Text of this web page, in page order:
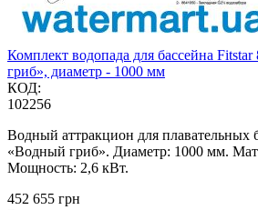
Комплект водопада для бассейна
гриб», диаметр - 1000 мм
КОД:
102256
Водный аттракцион для плавательных
«Водный гриб». Диаметр: 1000 мм.
Мощность: 2,6 кВт.
‍452 655‍ грн